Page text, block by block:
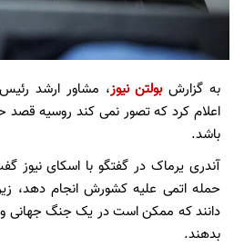
به گزارشبولتن نیوز، مشاور ارشد رئیس
اعلام کرد که تصور نمی کند روسیه قصد
باشد.
آندری یرماک در گفتگو با اسکای نیوز
حمله اتمی علیه کشورش انجام دهد،
دانند که ممکن است در یک جنگ جهانی
بدهند.